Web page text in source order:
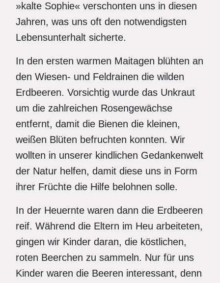
»kalte Sophie« verschonten uns in diesen
Jahren, was uns oft den notwendigsten
Lebensunterhalt sicherte.
In den ersten warmen Maitagen blühten an
den Wiesen- und Feldrainen die wilden
Erdbeeren. Vorsichtig wurde das Unkraut
um die zahlreichen Rosengewächse
entfernt, damit die Bienen die kleinen,
weißen Blüten befruchten konnten. Wir
wollten in unserer kindlichen Gedankenwelt
der Natur helfen, damit diese uns in Form
ihrer Früchte die Hilfe belohnen solle.
In der Heuernte waren dann die Erdbeeren
reif. Während die Eltern im Heu arbeiteten,
gingen wir Kinder daran, die köstlichen,
roten Beerchen zu sammeln. Nur für uns
Kinder waren die Beeren interessant, denn